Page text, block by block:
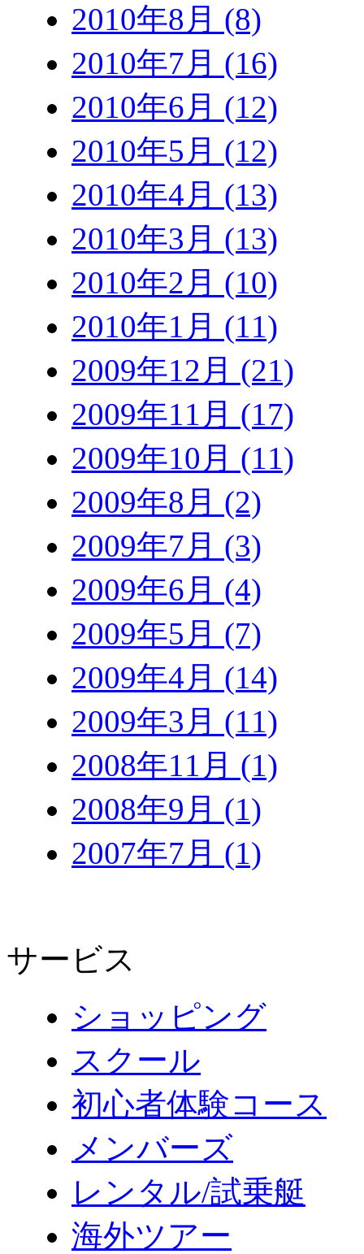
2010年8月 (8)
2010年7月 (16)
2010年6月 (12)
2010年5月 (12)
2010年4月 (13)
2010年3月 (13)
2010年2月 (10)
2010年1月 (11)
2009年12月 (21)
2009年11月 (17)
2009年10月 (11)
2009年8月 (2)
2009年7月 (3)
2009年6月 (4)
2009年5月 (7)
2009年4月 (14)
2009年3月 (11)
2008年11月 (1)
2008年9月 (1)
2007年7月 (1)
サービス
ショッピング
スクール
初心者体験コース
メンバーズ
レンタル/試乗艇
海外ツアー